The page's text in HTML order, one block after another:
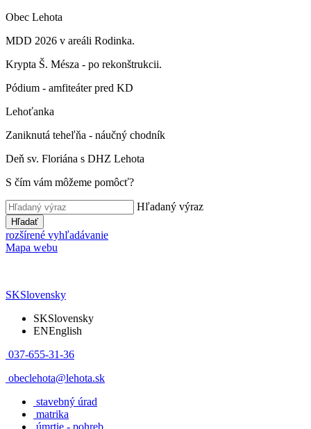
Obec Lehota
MDD 2026 v areáli Rodinka.
Krypta Š. Mésza - po rekonštrukcii.
Pódium - amfiteáter pred KD
Lehoťanka
Zaniknutá teheľňa - náučný chodník
Deň sv. Floriána s DHZ Lehota
S čím vám môžeme pomôcť?
Hľadaný výraz
Hľadať
rozšírené vyhľadávanie
Mapa webu
SKSlovensky
SKSlovensky
ENEnglish
037-655-31-36
obeclehota@lehota.sk
stavebný úrad
matrika
úmrtie - pohreb